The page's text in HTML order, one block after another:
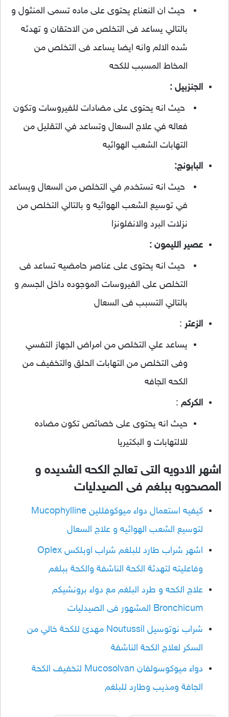
حيث ان النعناع يحتوى على ماده تسمى المنثول و
بالتالي يساعد فى التخلص من الاحتقان و تهدئه
شده الالم وانه ايضا يساعد فى التخلص من
المخاط المسبب للكحه
الجنزبيل :
حيث انه يحتوى على مضادات للفيروسات وتكون
فعاله في علاج السعال وتساعد في التقليل من
التهابات الشعب الهوائيه
البابونج:
حيث انه تستخدم في التخلص من السعال ويساعد
في توسيع الشعب الهوائيه و بالتالي التخلص من
نزلات البرد والانفلونزا
عصير الليمون :
حيث انه يحتوى على عناصر حامضيه تساعد فى
التخلص على الفيروسات الموجوده داخل الجسم و
بالتالي التسبب فى السعال
الزعتر :
يساعد علي التخلص من امراض الجهاز التفسي
وفى التخلص من التهابات الحلق والتخفيف من
الكحه الجافه
الكركم :
حيث انه يحتوى على خصائص تكون مضاده
للالتهابات و البكتيريا
اشهر الادويه التى تعالج الكحه الشديده و
المصحوبه ببلغم فى الصيدليات
كيفيه استعمال دواء ميوكوفللين Mucophylline
لتوسيع الشعب الهوائيه و علاج السعال
اشهر شراب طارد للبلغم شراب اوبلكس Oplex
وفاعليته لتهدئة الكحة الناشفة والكحة ببلغم
علاج الكحه و طرد البلغم مع دواء برونشيكم
Bronchicum المشهور فى الصيدليات
شراب نوتوسيل Noutussil مهدئ للكحة خالي من
السكر لعلاج الكحة الناشفة
دواء ميوكوسولفان Mucosolvan لتخفيف الكحة
الجافة ومذيب وطارد للبلغم